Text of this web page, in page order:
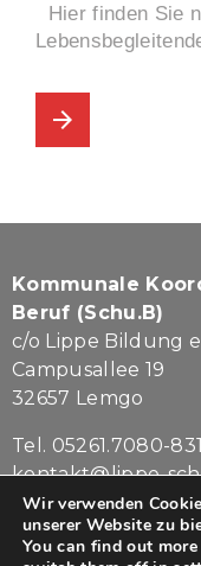
Hier finden Sie
arrow_forward
Kommunale
Beruf (Schu.B)
c/o Lippe Bildung
Campusallee 19
32657 Lemgo
Tel. 05261.7080-831
kontakt@lippe-
Wir verwenden
unserer Website zu
You can find out